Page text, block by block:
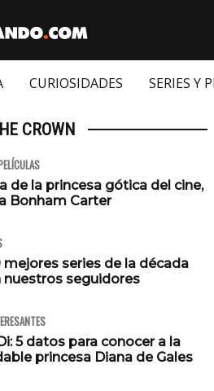
CURIOSIDADES SERIES Y
CROWN
de la princesa gótica del cine,
Bonham Carter
mejores series de la década
nuestros seguidores
5 datos para conocer a la
princesa Diana de Gales